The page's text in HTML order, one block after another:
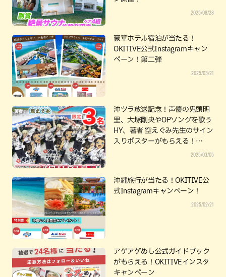
2025/08/28
豪華ホテル宿泊が当たる！
OKITIVE公式Instagramキャン
ペーン！第二弾
2025/03/21
沖ツラ放送記念！声優の鬼頭明
里、大塚剛央やOPソングを歌う
HY、著者 空えぐみ先生のサイン
入りポスターがもらえる！
OKITIVE公式Instagramキャン
2025/03/05
沖縄旅行が当たる！OKITIVE公
式Instagramキャンペーン！
2025/02/21
アゲアゲめし公式ガイドブック
がもらえる！OKITIVEインスタ
キャンペーン